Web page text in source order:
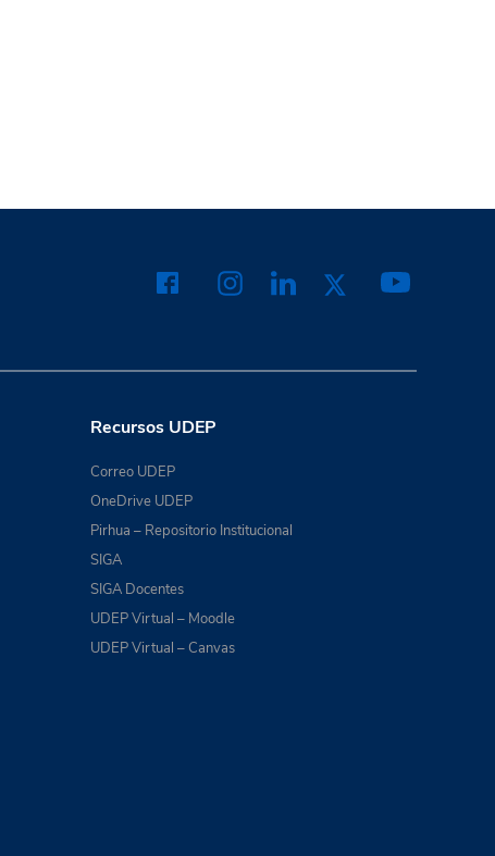
Recursos UDEP
Correo UDEP
OneDrive UDEP
Pirhua – Repositorio Institucional
SIGA
SIGA Docentes
UDEP Virtual – Moodle
UDEP Virtual – Canvas